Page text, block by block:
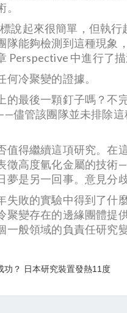
說起來很簡單，但執
隊能夠檢測到這種現象
Perspective 中進行了描
冷聚變的證據。
的最後一顆釘子嗎？不
儘管該團隊並未排除
值得繼續這項研究。在
徵高度氫化金屬的技術
夢是另一回事。意見分歧
失敗的實驗中得到了
聚變存在的邊緣團體提
一般領域的負責任研究
功？ 日本研究裝置發熱11度